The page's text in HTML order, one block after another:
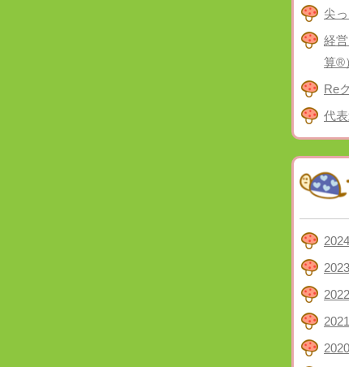
尖
経
算®
Re
代
2024
2023
2022
2021
2020